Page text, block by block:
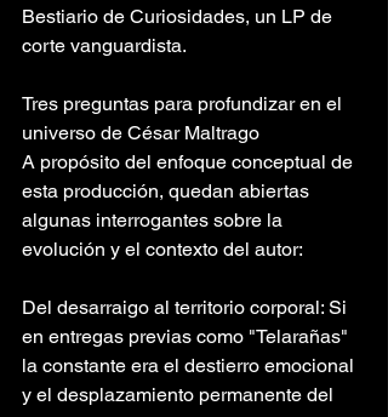
Bestiario de Curiosidades, un LP de
corte vanguardista.
Tres preguntas para profundizar en el
universo de César Maltrago
A propósito del enfoque conceptual de
esta producción, quedan abiertas
algunas interrogantes sobre la
evolución y el contexto del autor:
Del desarraigo al territorio corporal: Si
en entregas previas como "Telarañas"
la constante era el destierro emocional
y el desplazamiento permanente del